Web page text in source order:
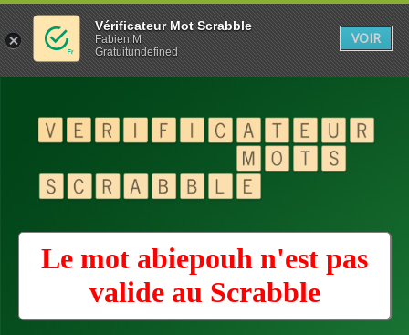
Le mot abiepouh n'est pas
valide au Scrabble
Vérificateur Mot Scrabble
Fabien M
Gratuitundefined
VOIR